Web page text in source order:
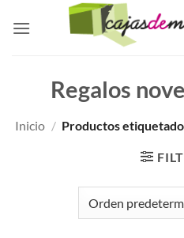
Regalos
Inicio / Productos